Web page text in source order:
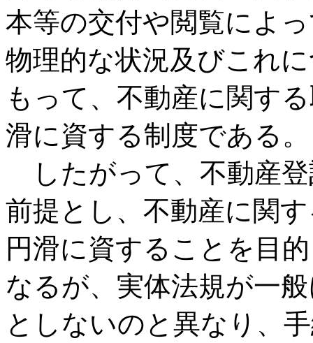
本等の交付や閲覧によ
物理的な状況及びこれ
もって、不動産に関す
滑に資する制度である。
したがって、不動産
前提とし、不動産に関
円滑に資することを目
なるが、実体法規が一
としないのと異なり、